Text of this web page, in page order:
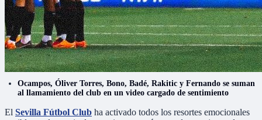
Ocampos, Óliver Torres, Bono, Badé, Rakitic y Fernando se suman
al llamamiento del club en un video cargado de sentimiento
El Sevilla Fútbol Club ha activado todos los resortes emocionales